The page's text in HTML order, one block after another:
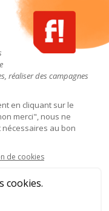
réaliser des campagnes
en cliquant sur le
merci", nous ne
au bon
de cookies
cookies.